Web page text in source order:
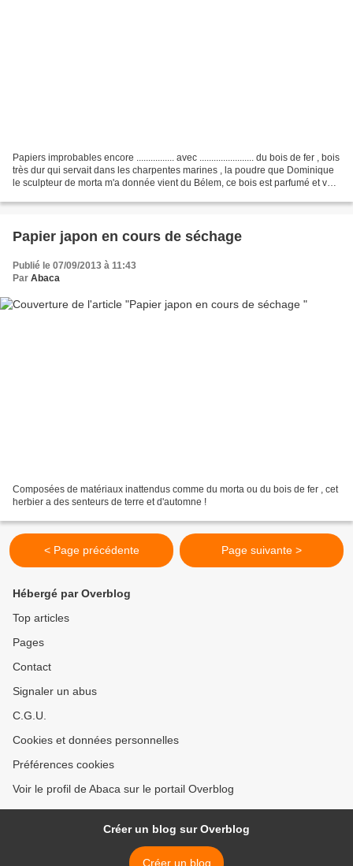
Papiers improbables encore ................ avec ....................... du bois de fer , bois
très dur qui servait dans les charpentes marines , la poudre que Dominique
le sculpteur de morta m'a donnée vient du Bélem, ce bois est parfumé et vert
Papier japon en cours de séchage
Publié le 07/09/2013 à 11:43
Par Abaca
Composées de matériaux inattendus comme du morta ou du bois de fer , cet
herbier a des senteurs de terre et d'automne !
< Page précédente Page suivante >
Hébergé par Overblog
Top articles
Pages
Contact
Signaler un abus
C.G.U.
Cookies et données personnelles
Préférences cookies
Voir le profil de Abaca sur le portail Overblog
Créer un blog sur Overblog
Créer un blog